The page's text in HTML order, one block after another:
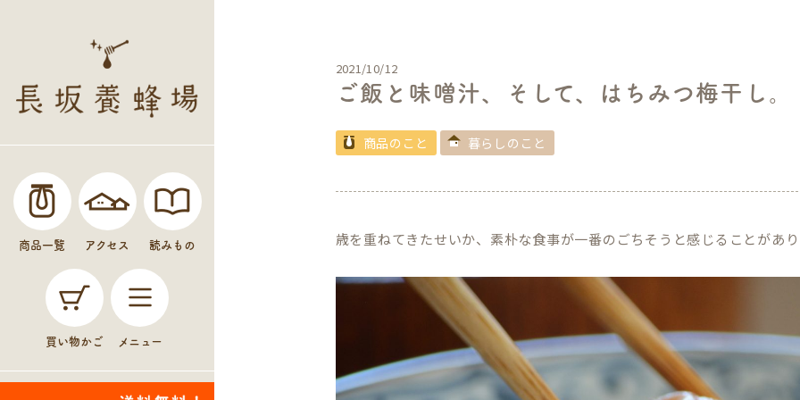
商品一覧 アクセス 読みもの
買い物かご メニュー
2021/10/12
ご飯と味噌汁、そして、はちみつ梅干し。
商品のこと 暮らしのこと
歳を重ねてきたせいか、素朴な食事が一番のごちそうと感じることがあ